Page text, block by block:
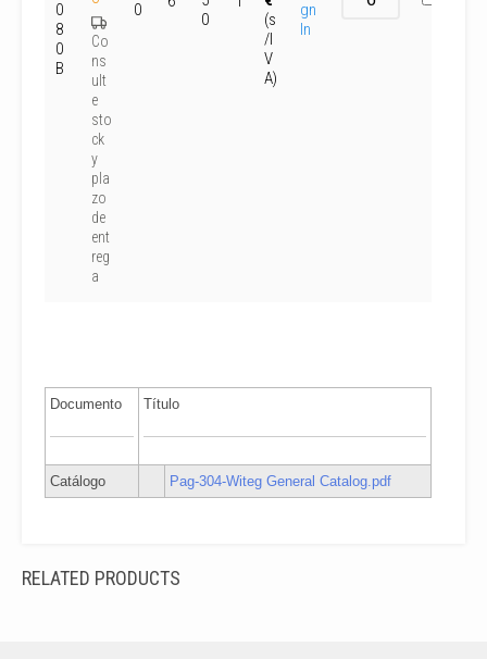
0
8
0
B
Co
ns
ult
e
sto
ck
y
pla
zo
de
ent
reg
a
0
0
(s
/I
V
A)
gn
In
Documento Título
Catálogo Pag-304-Witeg General Catalog.pdf
RELATED PRODUCTS